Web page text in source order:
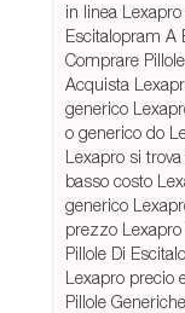
in linea
Escitalopram A
Comprare
Acquista
generico
o generico do
Lexapro si
basso costo
generico
prezzo
Pillole Di
Lexapro precio
Pillole